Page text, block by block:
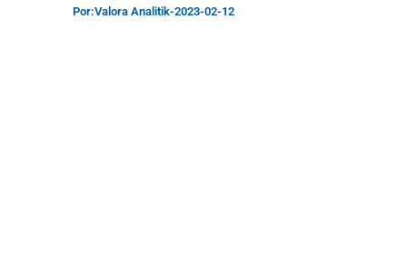
Por:Valora Analitik-2023-02-12